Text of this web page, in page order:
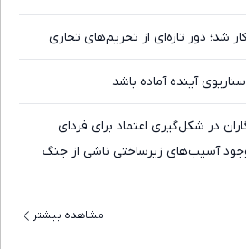
شد؛ دور تازه‌ای از تحریم‌های تجاری
آینده آماده باشد
در شکل‌گیری اعتماد برای فردای
وجود آسیب‌های زیرساختی ناشی از جنگ
مشاهده بیشتر